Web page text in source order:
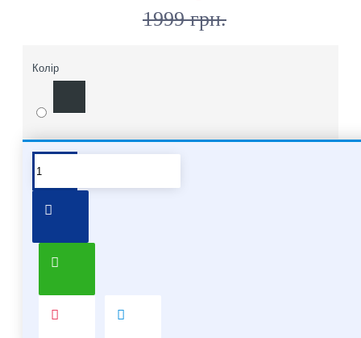
1999 грн.
Колір
Molten – японський бренд, який спеціалізується на
м'ячах для різних видів спорту. Він відомий своєю
високою якістю та інноваційними технологіями, які